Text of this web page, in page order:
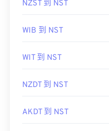
NZST 到 NST
WIB 到 NST
WIT 到 NST
NZDT 到 NST
AKDT 到 NST